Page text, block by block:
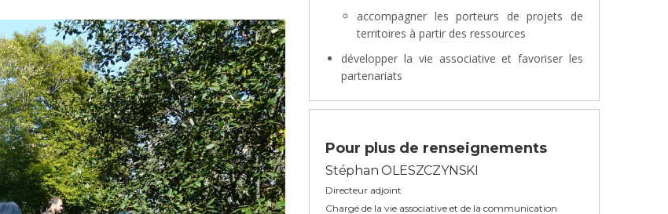
accompagner les porteurs de projets de
territoires à partir des ressources
développer la vie associative et favoriser les
partenariats
Pour plus de renseignements
Stéphan OLESZCZYNSKI
Directeur adjoint
Chargé de la vie associative et de la communication